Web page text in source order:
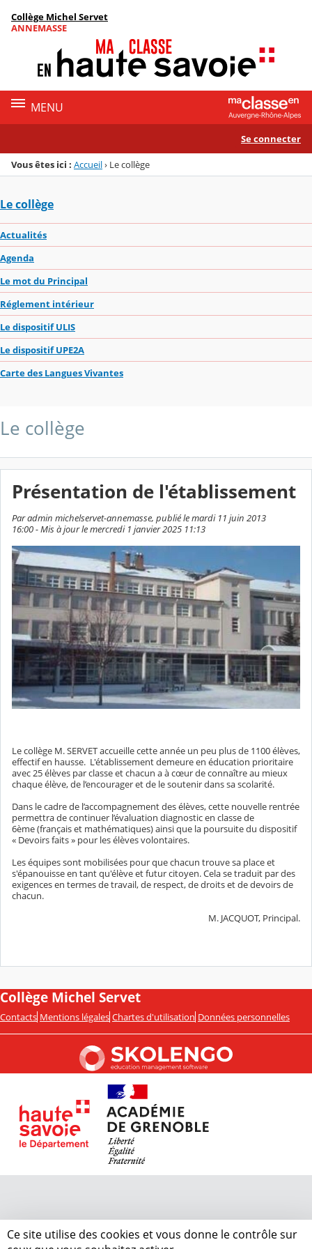
Menu de la rubrique
Contenu
Collège Michel Servet
ANNEMASSE
MENU
Se connecter
Vous êtes ici : Accueil› Le collège
Le collège
Actualités
Agenda
Le mot du Principal
Réglement intérieur
Le dispositif ULIS
Le dispositif UPE2A
Carte des Langues Vivantes
Le collège
Présentation de l'établissement
Par admin michelservet-annemasse, publié le mardi 11 juin 2013
16:00 - Mis à jour le mercredi 1 janvier 2025 11:13
Le collège M. SERVET accueille cette année un peu plus de 1100 élèves,
effectif en hausse. L'établissement demeure en éducation prioritaire
avec 25 élèves par classe et chacun a à cœur de connaître au mieux
chaque élève, de l’encourager et de le soutenir dans sa scolarité.
Dans le cadre de l’accompagnement des élèves, cette nouvelle rentrée
permettra de continuer l’évaluation diagnostic en classe de
6ème (français et mathématiques) ainsi que la poursuite du dispositif
« Devoirs faits » pour les élèves volontaires.
Les équipes sont mobilisées pour que chacun trouve sa place et
s'épanouisse en tant qu'élève et futur citoyen. Cela se traduit par des
exigences en termes de travail, de respect, de droits et de devoirs de
chacun.
M. JACQUOT, Principal.
Collège Michel Servet
Contacts Mentions légales Chartes d'utilisation Données personnelles
Ce site utilise des cookies et vous donne le contrôle sur